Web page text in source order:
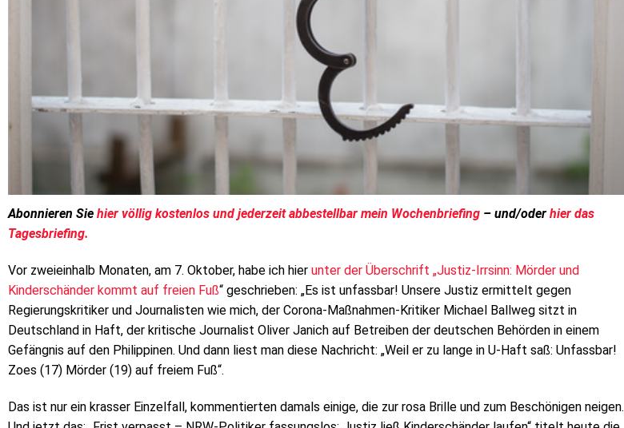
Abonnieren Sie hier völlig kostenlos und jederzeit abbestellbar mein Wochenbriefing – und/oder hier das
Tagesbriefing.
Vor zweieinhalb Monaten, am 7. Oktober, habe ich hier unter der Überschrift „Justiz-Irrsinn: Mörder und
Kinderschänder kommt auf freien Fuß“ geschrieben: „Es ist unfassbar! Unsere Justiz ermittelt gegen
Regierungskritiker und Journalisten wie mich, der Corona-Maßnahmen-Kritiker Michael Ballweg sitzt in
Deutschland in Haft, der kritische Journalist Oliver Janich auf Betreiben der deutschen Behörden in einem
Gefängnis auf den Philippinen. Und dann liest man diese Nachricht: „Weil er zu lange in U-Haft saß: Unfassbar!
Zoes (17) Mörder (19) auf freiem Fuß“.
Das ist nur ein krasser Einzelfall, kommentierten damals einige, die zur rosa Brille und zum Beschönigen neigen.